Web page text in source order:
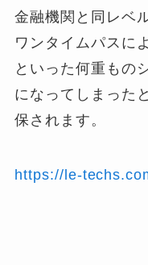
金融機関と同レベ
ワンタイムパスに
といった何重もの
になってしまった
保されます。
https://le-